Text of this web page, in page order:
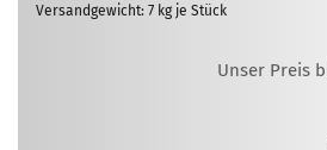
Versandgewicht: 7 kg je Stück
Unser Preis